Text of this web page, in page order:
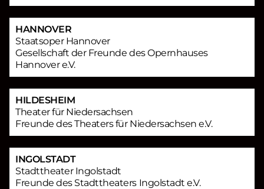
HANNOVER
Staatsoper Hannover
Gesellschaft der Freunde des Opernhauses
Hannover e.V.
HILDESHEIM
Theater für Niedersachsen
Freunde des Theaters für Niedersachsen e.V.
INGOLSTADT
Stadttheater Ingolstadt
Freunde des Stadttheaters Ingolstadt e.V.